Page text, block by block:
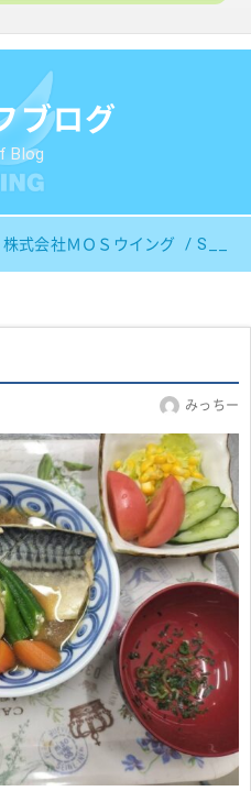
ブログ
Blog
式会社ＭＯＳウイング
みっちー